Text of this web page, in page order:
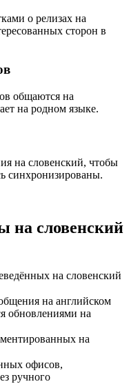
о релизах на
сторон в
общаются на
на родном языке.
на словенский, чтобы
синхронизированы.
на словенский
на словенский
на английском
обновлениями на
на
офисов,
ручного